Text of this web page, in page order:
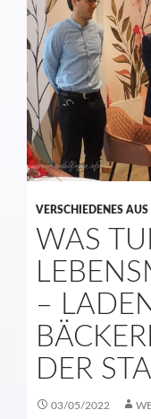
VERSCHIEDENES
WAS
–
DER
03/05/2022